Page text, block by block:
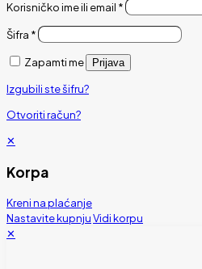
Korisničko ime ili email *
Šifra *
Zapamti me Prijava
Izgubili ste šifru?
Otvoriti račun?
✕
Korpa
Kreni na plaćanje
Nastavite kupnjuVidi korpu
✕